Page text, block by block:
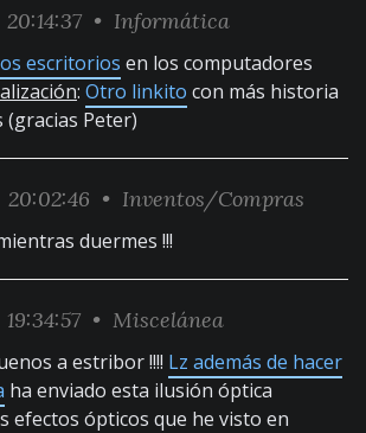
20:14:37 • Informática
escritorios en los computadores
: Otro linkito con más historia
Peter)
20:02:46 • Inventos/Compras
duermes !!!
19:34:57 • Miscelánea
a estribor !!!! Lz además de hacer
ha enviado esta ilusión óptica
efectos ópticos que he visto en